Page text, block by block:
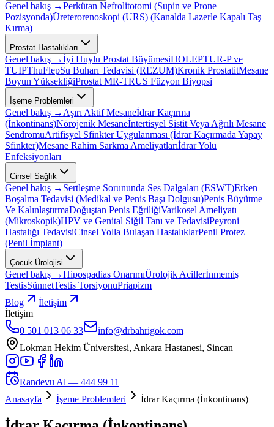
Genel bakış →Perkütan Nefrolitotomi (Supin ve Prone
Pozisyonda)Üreterorenoskopi (URS) (Kanalda Lazerle Kapalı Taş
Kırma)
Prostat Hastalıkları
Genel bakış →İyi Huylu Prostat BüyümesiHOLEPTUR-P ve
TUIPThuFlepSu Buharı Tedavisi (REZUM)Kronik ProstatitMesane
Boyun YüksekliğiProstat MR-TRUS Füzyon Biyopsi
İşeme Problemleri
Genel bakış → Aşırı Aktif Mesaneİdrar Kaçırma
(İnkontinans)Nörojenik Mesaneİntertisyel Sistit Veya Ağrılı Mesane
SendromuArtifisyel Sfinkter Uygulanması (İdrar Kaçırmada Yapay
Sfinkter)Mesane Rahim Sarkma Ameliyatlarıİdrar Yolu
Enfeksiyonları
Cinsel Sağlık
Genel bakış → Sertleşme Sorununda Ses Dalgaları (ESWT)Erken
Boşalma Tedavisi (Medikal ve Penis Başı Dolgusu)Penis Büyütme
Ve KalınlaştırmaDoğuştan Penis EğriliğiVarikosel Ameliyatı
(Mikroskopik)HPV ve Genital Siğil Tanı ve TedavisiPeyroni
Hastalığı TedavisiCinsel Yolla Bulaşan HastalıklarPenil Protez
(Penil İmplant)
Çocuk Ürolojisi
Genel bakış →Hipospadias OnarımıÜrolojik Acillerİnmemiş
TestisSünnetTestis TorsiyonuPriapizm
Blog
İletişim
İletişim
0 501 013 06 33
info@drbahrigok.com
Lokman Hekim Üniversitesi, Ankara Hastanesi, Sincan
Randevu Al — 444 99 11
Anasayfa
İşeme Problemleri İdrar Kaçırma (İnkontinans)